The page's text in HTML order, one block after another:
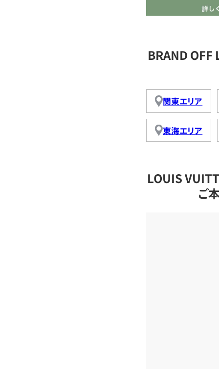
BRAND
関東エリア
東海エリア
LOUIS
ご